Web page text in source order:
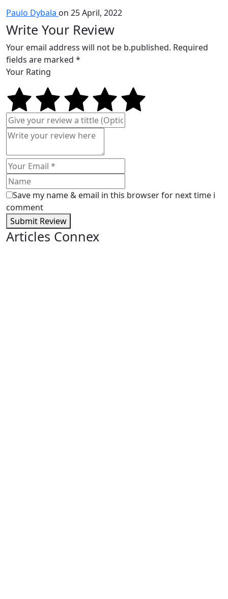
Paulo Dybala on 25 April, 2022
Write Your Review
Your email address will not be b.published. Required
fields are marked *
Your Rating
Save my name & email in this browser for next time i
comment
Submit Review
Articles Connex